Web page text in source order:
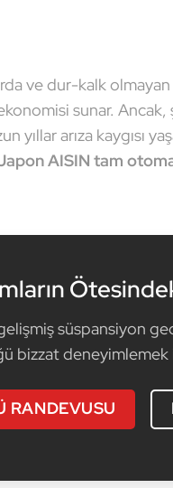
ve dur-kalk
sunar.
yıllar arıza kaygısı
AISIN tam
süspansiyon
bizzat deneyimlemek
RANDEVUSU